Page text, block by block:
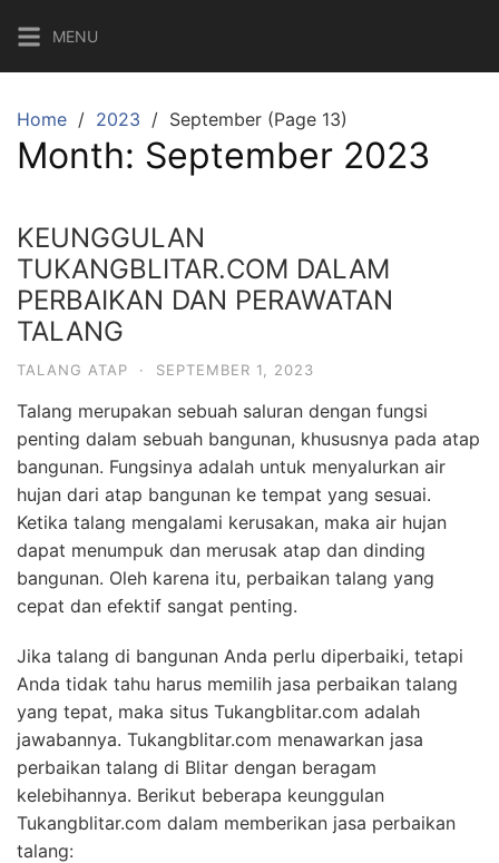
content
MENU
Home 2023 September (Page 13)
Month: September 2023
KEUNGGULAN
TUKANGBLITAR.COM DALAM
PERBAIKAN DAN PERAWATAN
TALANG
TALANG ATAP · SEPTEMBER 1, 2023
Talang merupakan sebuah saluran dengan fungsi
penting dalam sebuah bangunan, khususnya pada atap
bangunan. Fungsinya adalah untuk menyalurkan air
hujan dari atap bangunan ke tempat yang sesuai.
Ketika talang mengalami kerusakan, maka air hujan
dapat menumpuk dan merusak atap dan dinding
bangunan. Oleh karena itu, perbaikan talang yang
cepat dan efektif sangat penting.
Jika talang di bangunan Anda perlu diperbaiki, tetapi
Anda tidak tahu harus memilih jasa perbaikan talang
yang tepat, maka situs Tukangblitar.com adalah
jawabannya. Tukangblitar.com menawarkan jasa
perbaikan talang di Blitar dengan beragam
kelebihannya. Berikut beberapa keunggulan
Tukangblitar.com dalam memberikan jasa perbaikan
talang: